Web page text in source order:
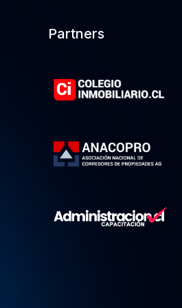
Partners